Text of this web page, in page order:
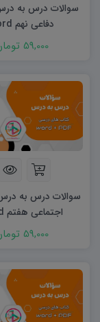
سوالات درس به
دفاعی نهم word
59,000 تومان
سوالات درس به
اجتماعی هفتم word
59,000 تومان